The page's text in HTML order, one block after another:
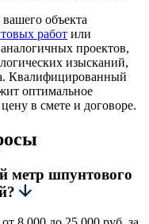
объекта
работ или
проектов,
изысканий,
Квалифицированный
оптимальное
в смете и договоре.
метр шпунтового